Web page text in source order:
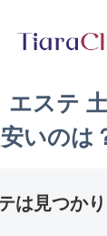
エステ
いのは
は見つかり